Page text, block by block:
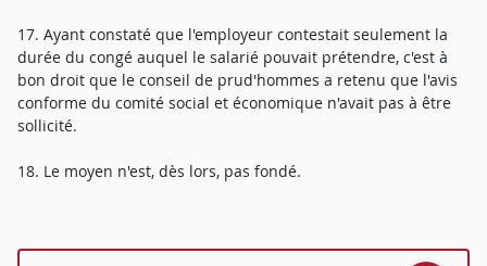
17. Ayant constaté que l'employeur contestait seulement la
durée du congé auquel le salarié pouvait prétendre, c'est à
bon droit que le conseil de prud'hommes a retenu que l'avis
conforme du comité social et économique n'avait pas à être
sollicité.
18. Le moyen n'est, dès lors, pas fondé.